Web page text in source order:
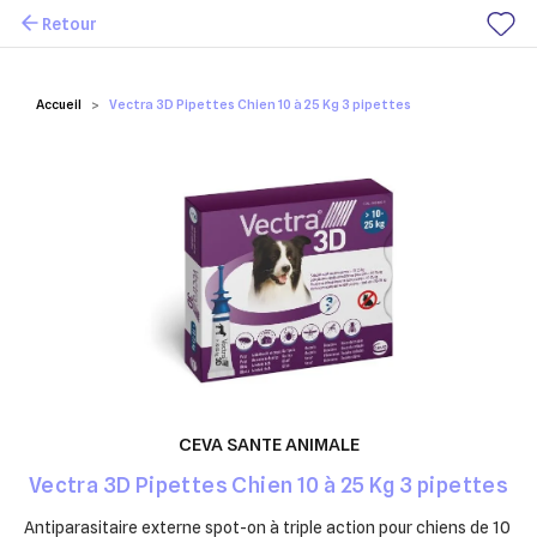
Mes favoris
Accueil Vectra 3D Pipettes Chien 10 à 25 Kg 3 pipettes
Retour
CEVA SANTE ANIMALE
Vectra 3D Pipettes Chien 10 à 25 Kg 3 pipettes
Antiparasitaire externe spot-on à triple action pour chiens de 10